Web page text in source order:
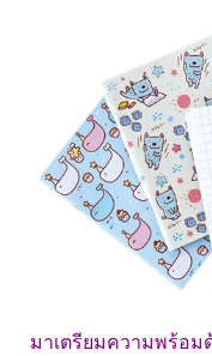
มาเตรียมความพร้อม